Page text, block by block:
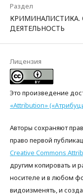
Раздел
КРИМИНАЛИСТИКА.
ДЕЯТЕЛЬНОСТЬ
Лицензия
Это произведение
«Attribution»
Авторы сохраняют
право первой
Creative Commons
другим копировать и
носителе и в любом
видоизменять, и